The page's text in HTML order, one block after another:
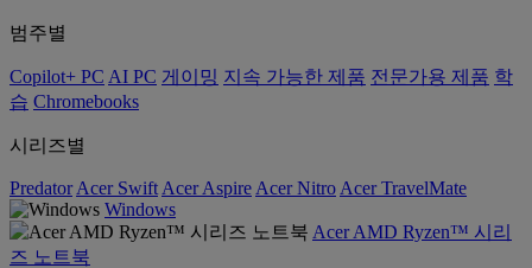
범주별
Copilot+ PC AI PC 게이밍 지속 가능한 제품 전문가용 제품 학
습 Chromebooks
시리즈별
Predator Acer Swift Acer Aspire Acer Nitro Acer TravelMate
Windows
Acer AMD Ryzen™ 시리
즈 노트북